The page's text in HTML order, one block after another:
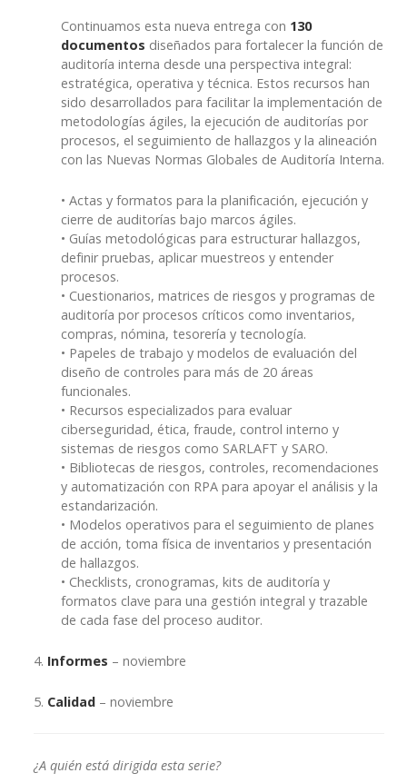
Continuamos esta nueva entrega con 130
documentos diseñados para fortalecer la función de
auditoría interna desde una perspectiva integral:
estratégica, operativa y técnica. Estos recursos han
sido desarrollados para facilitar la implementación de
metodologías ágiles, la ejecución de auditorías por
procesos, el seguimiento de hallazgos y la alineación
con las Nuevas Normas Globales de Auditoría Interna.
• Actas y formatos para la planificación, ejecución y
cierre de auditorías bajo marcos ágiles.
• Guías metodológicas para estructurar hallazgos,
definir pruebas, aplicar muestreos y entender
procesos.
• Cuestionarios, matrices de riesgos y programas de
auditoría por procesos críticos como inventarios,
compras, nómina, tesorería y tecnología.
• Papeles de trabajo y modelos de evaluación del
diseño de controles para más de 20 áreas
funcionales.
• Recursos especializados para evaluar
ciberseguridad, ética, fraude, control interno y
sistemas de riesgos como SARLAFT y SARO.
• Bibliotecas de riesgos, controles, recomendaciones
y automatización con RPA para apoyar el análisis y la
estandarización.
• Modelos operativos para el seguimiento de planes
de acción, toma física de inventarios y presentación
de hallazgos.
• Checklists, cronogramas, kits de auditoría y
formatos clave para una gestión integral y trazable
de cada fase del proceso auditor.
4. Informes – noviembre
5. Calidad – noviembre
¿A quién está dirigida esta serie?